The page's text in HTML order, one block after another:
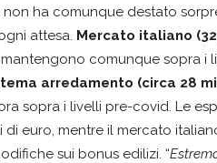
non ha comunque destato
attesa. Mercato italiano
mantengono comunque sopra i
arredamento (circa 28
sopra i livelli pre-covid. Le
di euro, mentre il mercato
sui bonus edilizi. “